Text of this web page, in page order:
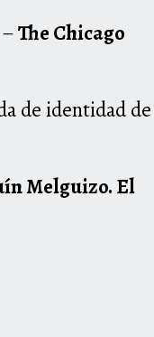
The Chicago
de identidad
Melguizo. El